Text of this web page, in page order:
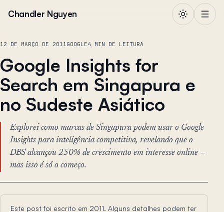
Chandler Nguyen
12 DE MARÇO DE 2011GOOGLE4 MIN DE LEITURA
Google Insights for
Search em Singapura e
no Sudeste Asiático
Explorei como marcas de Singapura podem usar o Google
Insights para inteligência competitiva, revelando que o
DBS alcançou 250% de crescimento em interesse online —
mas isso é só o começo.
Este post foi escrito em 2011. Alguns detalhes podem ter